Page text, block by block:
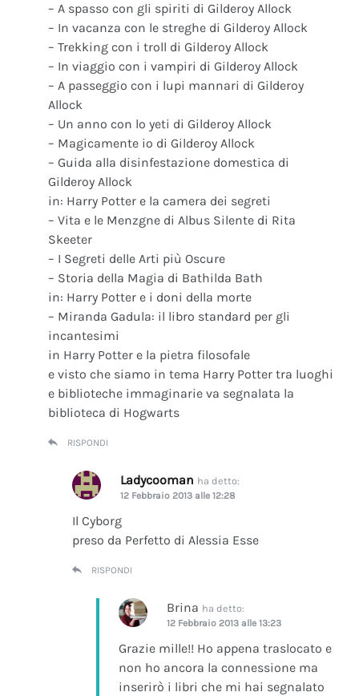
– A spasso con gli spiriti di Gilderoy Allock
– In vacanza con le streghe di Gilderoy Allock
– Trekking con i troll di Gilderoy Allock
– In viaggio con i vampiri di Gilderoy Allock
– A passeggio con i lupi mannari di Gilderoy
Allock
– Un anno con lo yeti di Gilderoy Allock
– Magicamente io di Gilderoy Allock
– Guida alla disinfestazione domestica di
Gilderoy Allock
in: Harry Potter e la camera dei segreti
– Vita e le Menzgne di Albus Silente di Rita
Skeeter
– I Segreti delle Arti più Oscure
– Storia della Magia di Bathilda Bath
in: Harry Potter e i doni della morte
– Miranda Gadula: il libro standard per gli
incantesimi
in Harry Potter e la pietra filosofale
e visto che siamo in tema Harry Potter tra luoghi
e biblioteche immaginarie va segnalata la
biblioteca di Hogwarts
RISPONDI
Ladycooman ha detto:
12 Febbraio 2013 alle 12:28
Il Cyborg
preso da Perfetto di Alessia Esse
RISPONDI
Brina ha detto:
12 Febbraio 2013 alle 13:23
Grazie mille!! Ho appena traslocato e
non ho ancora la connessione ma
inserirò i libri che mi hai segnalato